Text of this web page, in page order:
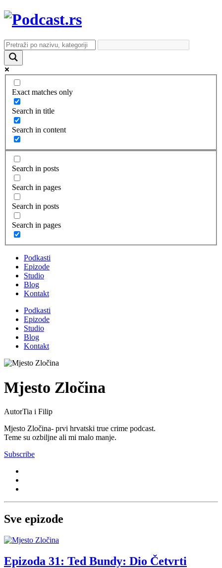
Exact matches only
Search in title
Search in content
Search in posts
Search in pages
Search in posts
Search in pages
Podkasti
Epizode
Studio
Blog
Kontakt
Podkasti
Epizode
Studio
Blog
Kontakt
Mjesto Zločina
AutorTia i Filip
Mjesto Zločina- prvi hrvatski true crime podcast.
Teme su ozbiljne ali mi malo manje.
Subscribe
Sve epizode
Epizoda 31: Ted Bundy: Dio Četvrti